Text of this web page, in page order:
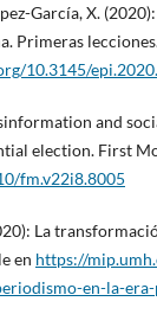
García, X.
Primeras
10.3145/
and
election. First
fm.v22i8.8005
La
en https://
en-la-